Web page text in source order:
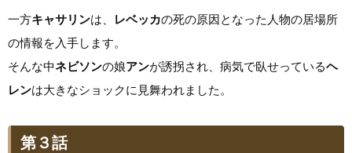
一方キャサリンは、 レベッカの死の原因となった人物の居場所
の情報を入手します。
そんな中ネビソンの娘アンが誘拐され、病気で臥せっているヘ
レンは大きなショックに見舞われました。
第３話